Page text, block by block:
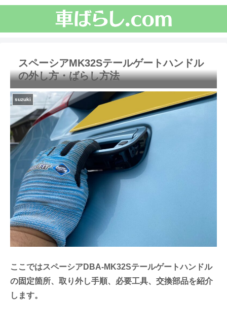
スペーシアMK32Sテールゲートハンドル
の外し方・ばらし方法
suzuki
ここではスペーシアDBA-MK32Sテールゲートハンドル
の固定箇所、取り外し手順、必要工具、交換部品を紹介
します。